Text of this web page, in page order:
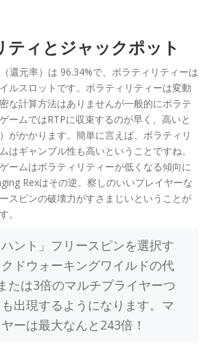
ティとジャックポット
還元率）は 96.34%で、ボラティリティーは
ルスロットです。ボラティリティーは変動
な計算方法はありませんが一般的にボラテ
ームではRTPに収束するのが早く、高いと
がかかります。簡単に言えば、ボラティリ
はギャンブル性も高いということですね。
ームはボラティリティーが低くなる傾向に
Rexはその逆。察しのいいプレイヤーな
スピンの破壊力がすさまじいということが
。
ハント」フリースピンを選択す
ドウォーキングワイルドの代
たは3倍のマルチプライヤーつ
出現するようになります。マ
ーは最大なんと243倍！